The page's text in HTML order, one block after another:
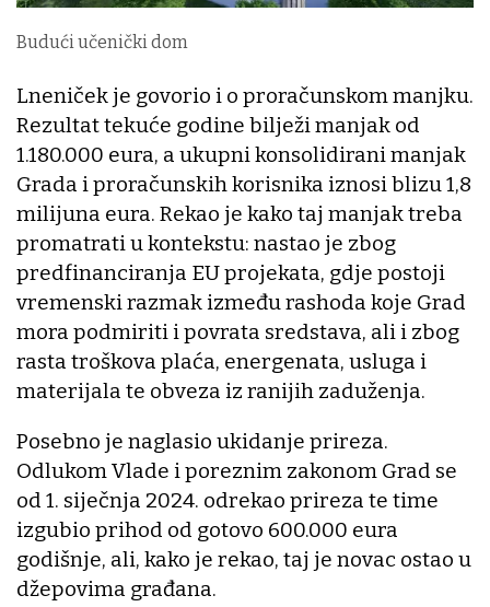
Budući učenički dom
Lneniček je govorio i o proračunskom manjku.
Rezultat tekuće godine bilježi manjak od
1.180.000 eura, a ukupni konsolidirani manjak
Grada i proračunskih korisnika iznosi blizu 1,8
milijuna eura. Rekao je kako taj manjak treba
promatrati u kontekstu: nastao je zbog
predfinanciranja EU projekata, gdje postoji
vremenski razmak između rashoda koje Grad
mora podmiriti i povrata sredstava, ali i zbog
rasta troškova plaća, energenata, usluga i
materijala te obveza iz ranijih zaduženja.
Posebno je naglasio ukidanje prireza.
Odlukom Vlade i poreznim zakonom Grad se
od 1. siječnja 2024. odrekao prireza te time
izgubio prihod od gotovo 600.000 eura
godišnje, ali, kako je rekao, taj je novac ostao u
džepovima građana.